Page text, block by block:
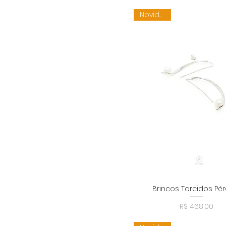
Visualização rápida
Novidade
Brincos Torcidos
Preço
R$ 468,00